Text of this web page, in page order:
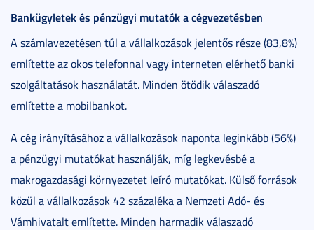
Bankügyletek és pénzügyi mutatók a cégvezetésben
A számlavezetésen túl a vállalkozások jelentős része (83,8%)
említette az okos telefonnal vagy interneten elérhető banki
szolgáltatások használatát. Minden ötödik válaszadó
említette a mobilbankot.
A cég irányításához a vállalkozások naponta leginkább (56%)
a pénzügyi mutatókat használják, míg legkevésbé a
makrogazdasági környezetet leíró mutatókat. Külső források
közül a vállalkozások 42 százaléka a Nemzeti Adó- és
Vámhivatalt említette. Minden harmadik válaszadó